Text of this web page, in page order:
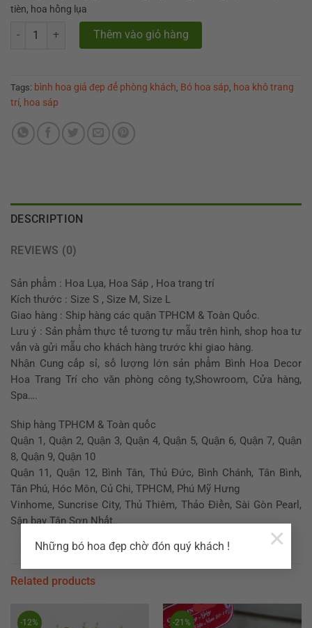
Những bó hoa đẹp chờ đón quý khách ! ×
tièn, hoa hồng lụa
Bó hoa sáp lọ hoa để bàn phòng khách Flora Decor 2 quantity
Thêm vào giỏ hàng
Tags: bình hoa giả đẹp để phòng khách Bó hoa sáp hoa khô trang
trí, hoa sáp
DESCRIPTION
REVIEWS (0)
Sản phẩm : Hoa Lụa, Hoa Sáp , Hoa trang trí
Kích thước : Size S , Size M, Size L
Giao hàng : Ship hàng các quận TPHCM & Toàn Quốc.
Lưu ý : Sản phẩm thực tế tương tự mẫu trên hình, shop hoa tư
vấn và gửi mẫu cho khách hàng trước khi giao hàng.
Nhận Cung cấp sỉ, số lượng lớn sản phẩm Bình Hoa Decor
Hoa Trang Trí cho văn phòng công ty,Showroom, Cửa hàng,
Spa….
Ship hàng TPHCM & Toàn quốc
Quận 1, Quận 2, Quận 3, Quận 4, Quận 5, Quận 6, Quận 7, Quận
8, Quận 9, Quận 10
Quận 11, Quận 12, Bình Tân, Thủ Đức, Bình Chánh, Tân Bình,
Tân Phú, Hóc Môn, Củ Chi, TPHCM, Phú Mỹ Hưng
Vinhome, Suncrise City, Thủ Thiêm, Thảo Điền, Sài Gòn Pearl,
Sân bay Tân Sơn Nhất..
Related products
-12% -21%